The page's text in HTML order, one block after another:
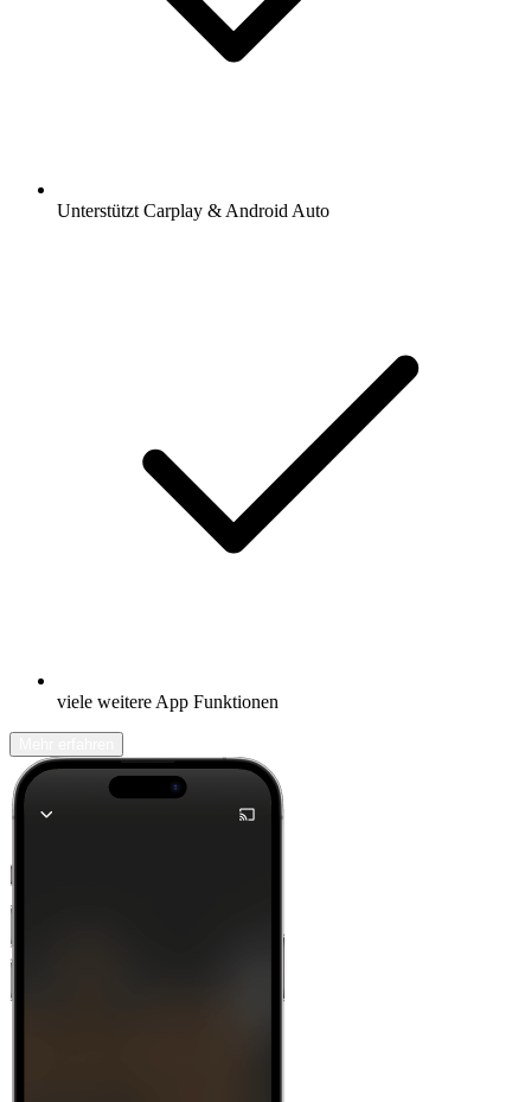
Unterstützt Carplay & Android Auto
viele weitere App Funktionen